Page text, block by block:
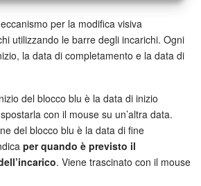
online
per la modifica visiva
utilizzando le barre degli incarichi. Ogni
la data di completamento e la data di
del blocco blu è la data di inizio
con il mouse su un’altra data.
del blocco blu è la data di fine
per quando è previsto il
. Viene trascinato con il mouse